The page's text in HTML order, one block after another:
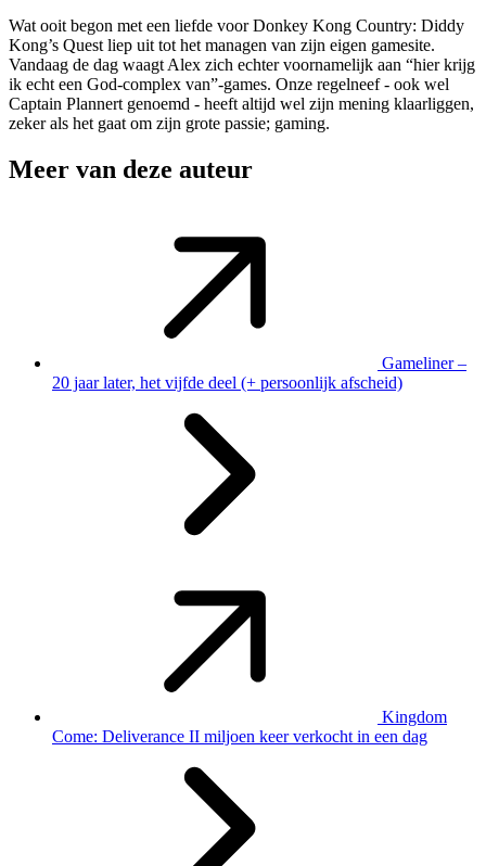
Wat ooit begon met een liefde voor Donkey Kong Country: Diddy
Kong’s Quest liep uit tot het managen van zijn eigen gamesite.
Vandaag de dag waagt Alex zich echter voornamelijk aan “hier krijg
ik echt een God-complex van”-games. Onze regelneef - ook wel
Captain Plannert genoemd - heeft altijd wel zijn mening klaarliggen,
zeker als het gaat om zijn grote passie; gaming.
Meer van deze auteur
Gameliner –
20 jaar later, het vijfde deel (+ persoonlijk afscheid)
Kingdom
Come: Deliverance II miljoen keer verkocht in een dag